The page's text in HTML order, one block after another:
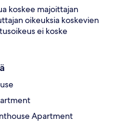
koskee majoittajan
oikeuksia koskevien
ei koske
Apartment